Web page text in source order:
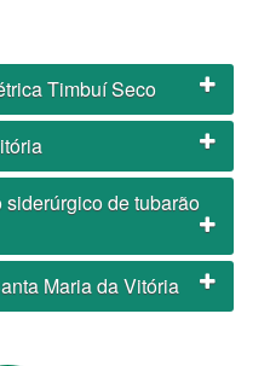
Timbuí Seco
de tubarão
Maria da Vitória